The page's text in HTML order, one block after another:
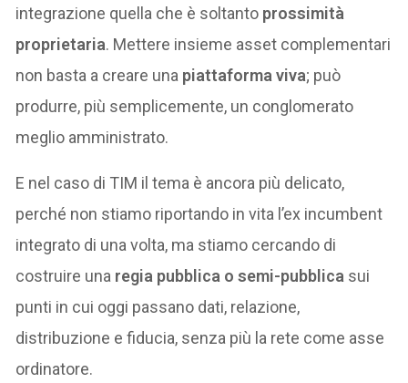
integrazione quella che è soltanto prossimità
proprietaria. Mettere insieme asset complementari
non basta a creare una piattaforma viva; può
produrre, più semplicemente, un conglomerato
meglio amministrato.
E nel caso di TIM il tema è ancora più delicato,
perché non stiamo riportando in vita l’ex incumbent
integrato di una volta, ma stiamo cercando di
costruire una regia pubblica o semi-pubblica sui
punti in cui oggi passano dati, relazione,
distribuzione e fiducia, senza più la rete come asse
ordinatore.